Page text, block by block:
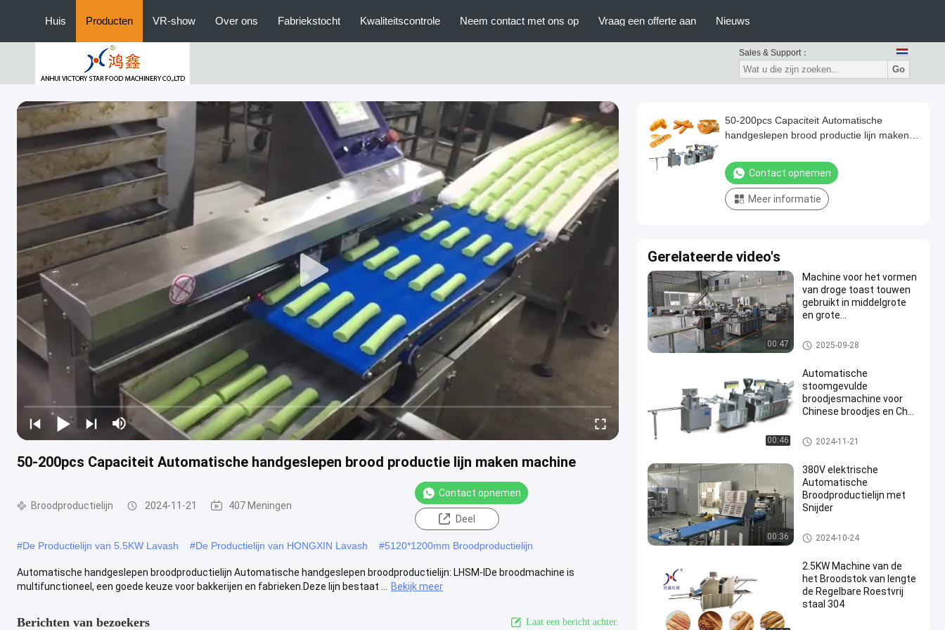
Huis Producten VR-show Over ons Fabriekstocht Kwaliteitscontrole Neem contact met ons op Vraag een offerte aan Nieuws
Sales & Support：
Go
50-200pcs Capaciteit Automatische handgeslepen brood productie lijn maken machine
Broodproductielijn 2024-11-21 407 Meningen
Contact opnemen
Deel
#De Productielijn van 5.5KW Lavash #De Productielijn van HONGXIN Lavash #5120*1200mm Broodproductielijn
Automatische handgeslepen broodproductielijn Automatische handgeslepen broodproductielijn: LHSM-IDe broodmachine is
multifunctioneel, een goede keuze voor bakkerijen en fabrieken.Deze lijn bestaat ...
Bekijk meer
Berichten van bezoekers Laat een bericht achter.
50-200pcs Capaciteit Automatische
handgeslepen brood productie lijn maken
Contact opnemen
Meer informatie
Gerelateerde video's
00:47
Machine voor het vormen
van droge toast touwen
gebruikt in middelgrote
en grote
Broodproductielijn
2025-09-28
00:46
Automatische
stoomgevulde
broodjesmachine voor
Chinese broodjes en Cha
Gestoomde Gevulde Broodjes
machine
2024-11-21
00:36
380V elektrische
Automatische
Broodproductielijn met
Snijder
Broodproductielijn
2024-10-24
2.5KW Machine van de
het Broodstok van lengte
de Regelbare Roestvrij
staal 304